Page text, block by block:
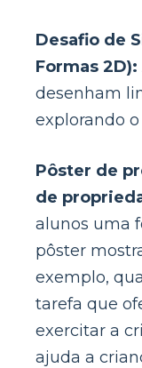
Desafio de
Formas 2D):
desenham
explorando
Pôster de
de
alunos uma
pôster
exemplo,
tarefa que
exercitar a
ajuda a